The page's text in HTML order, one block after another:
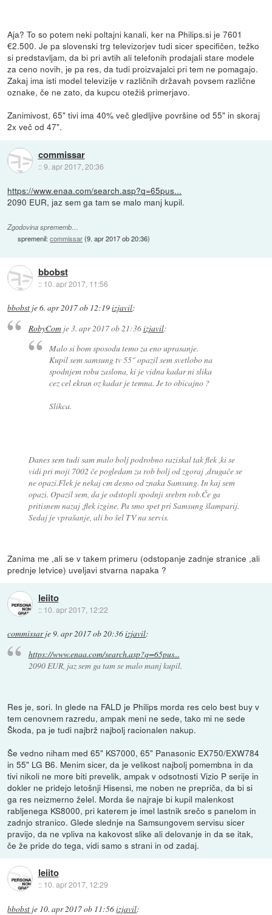
Aja? To so potem neki poltajni kanali, ker na Philips.si je 7601
€2.500. Je pa slovenski trg televizorjev tudi sicer specifičen, težko
si predstavljam, da bi pri avtih ali telefonih prodajali stare modele
za ceno novih, je pa res, da tudi proizvajalci pri tem ne pomagajo.
Zakaj ima isti model televizije v različnih državah povsem različne
oznake, če ne zato, da kupcu otežiš primerjavo.
Zanimivost, 65" tivi ima 40% več gledljive površine od 55" in skoraj
2x več od 47".
commissar
::9. apr 2017, 20:36
https://www.enaa.com/search.asp?q=65pus...
2090 EUR, jaz sem ga tam se malo manj kupil.
Zgodovina sprememb…
spremenil:commissar(9. apr 2017 ob 20:36)
bbobst
:: 10. apr 2017, 11:56
bbobst je6. apr 2017 ob 12:19izjavil:
RobyComje3. apr 2017 ob 21:36izjavil:
Malo si bom sposodu temo za eno uprasanje.
Kupil sem samsung tv 55" opazil sem svetlobo na
spodnjem robu zaslona, ki je vidna kadar ni slika
cez cel ekran oz kadar je temna. Je to obicajno ?
Slikca.
Danes sem tudi sam malo bolj podrobno raziskal tak flek ,ki se
vidi pri moji 7002 če pogledam za rob bolj od zgoraj ,drugače se
ne opazi.Flek je nekaj cm desno od znaka Samsung. In kaj sem
opazi. Opazil sem, da je odstopli spodnji srebrn rob.Če ga
pritisnem nazaj ,flek izgine. Pa smo spet pri Samsung šlamparij.
Sedaj je vprašanje, ali bo šel TV na servis.
Zanima me ,ali se v takem primeru (odstopanje zadnje stranice ,ali
prednje letvice) uveljavi stvarna napaka ?
leiito
:: 10. apr 2017, 12:22
commissarje9. apr 2017 ob 20:36izjavil:
https://www.enaa.com/search.asp?q=65pus...
2090 EUR, jaz sem ga tam se malo manj kupil.
Res je, sori. In glede na FALD je Philips morda res celo best buy v
tem cenovnem razredu, ampak meni ne sede, tako mi ne sede
Škoda, pa je tudi najbrž najbolj racionalen nakup.
Še vedno niham med 65" KS7000, 65" Panasonic EX750/EXW784
in 55" LG B6. Menim sicer, da je velikost najbolj pomembna in da
tivi nikoli ne more biti prevelik, ampak v odsotnosti Vizio P serije in
dokler ne pridejo letošnji Hisensi, me noben ne prepriča, da bi si
ga res neizmerno želel. Morda še najraje bi kupil malenkost
rabljenega KS8000, pri katerem je imel lastnik srečo s panelom in
zadnjo stranico. Glede slednje na Samsungovem servisu sicer
pravijo, da ne vpliva na kakovost slike ali delovanje in da se itak,
če že pride do tega, vidi samo s strani in od zadaj.
leiito
:: 10. apr 2017, 12:29
bbobst je 10. apr 2017 ob 11:56izjavil: